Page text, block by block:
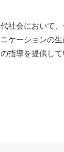
社会において
ケーションの
指導を提供して